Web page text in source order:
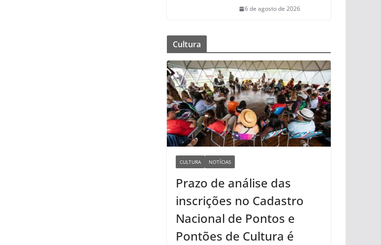
6 de agosto de 2026
Cultura
CULTURA NOTÍCIAS
Prazo de análise das
inscrições no Cadastro
Nacional de Pontos e
Pontões de Cultura é